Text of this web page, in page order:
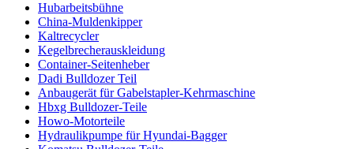
Hubarbeitsbühne
China-Muldenkipper
Kaltrecycler
Kegelbrecherauskleidung
Container-Seitenheber
Dadi Bulldozer Teil
Anbaugerät für Gabelstapler-Kehrmaschine
Hbxg Bulldozer-Teile
Howo-Motorteile
Hydraulikpumpe für Hyundai-Bagger